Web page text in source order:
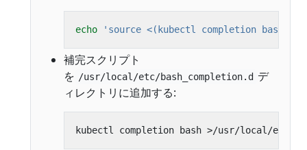
echo 'source <(kubectl completion bash)'
補完スクリプト
を /usr/local/etc/bash_completion.d デ
ィレクトリに追加する: